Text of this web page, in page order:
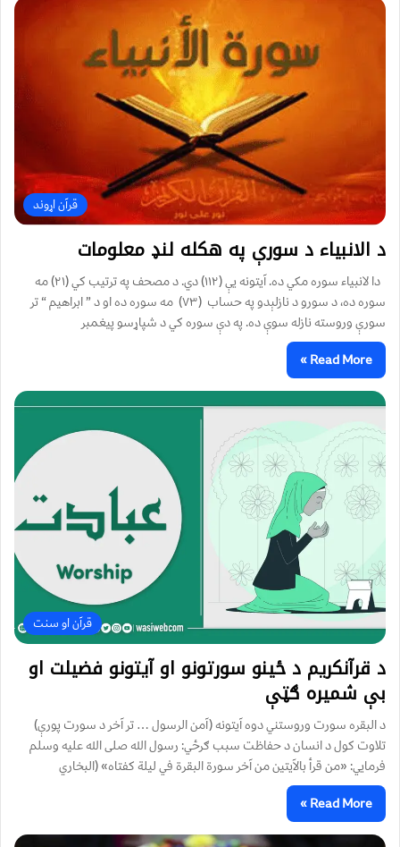
قرآن اړوند
د الانبياء د سورې په هکله لنډ معلومات
دا لانبياء سوره مکي ده. آيتونه يې (۱۱۲) دي. د مصحف په ترتيب کي (۲۱) مه
سوره ده، د سورو د نازلېدو په حساب (۷۳) مه سوره ده او د ” ابراهيم “ تر
سورې وروسته نازله سوې ده. په دې سوره کي د شپاړسو پیغمبر
Read More »
قرآن او سنت
د قرآنکريم د ځينو سورتونو او آيتونو فضيلت او
بې شميره ګټې
د البقره سورت وروستني دوه آیتونه (آمن الرسول … تر آخر د سورت پورې)
تلاوت کول د انسان د حفاظت سبب ګرځي: رسول الله صلی الله عليه وسلم
فرمايي: «من قرأ بالآيتين من آخر سورة البقرة في ليلة كفتاه» (البخاري
Read More »